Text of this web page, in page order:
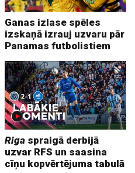
Ganas izlase spēles
izskaņā izrauj uzvaru pār
Panamas futbolistiem
Riga spraigā derbijā
uzvar RFS un saasina
cīņu kopvērtējuma tabulā